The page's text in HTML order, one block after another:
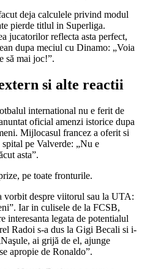
deja calculele privind modul
pierde titlul in Superliga.
jucatorilor reflecta asta perfect,
dupa meciul cu Dinamo: „Voia
să mai joc!”.
si alte reactii
international nu e ferit de
oficial amenzi istorice dupa
Mijlocasul francez a oferit si
pe Valverde: „Nu e
asta”.
pe toate fronturile.
vorbit despre viitorul sau la UTA:
Iar in culisele de la FCSB,
interesanta legata de potentialul
Radoi s-a dus la Gigi Becali si i-
ai grijă de el, ajunge
apropie de Ronaldo”.